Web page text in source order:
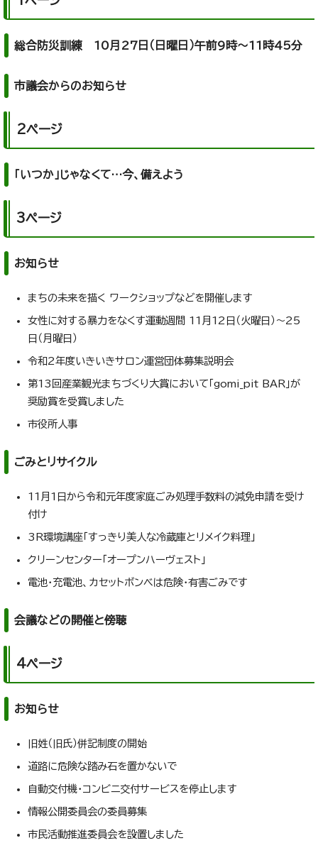
総合防災訓練 10月27日（日曜日）午前9時～11時45分
市議会からのお知らせ
2ページ
「いつか」じゃなくて…今、備えよう
3ページ
お知らせ
まちの未来を描く ワークショップなどを開催します
女性に対する暴力をなくす運動週間 11月12日（火曜日）～25
日（月曜日）
令和2年度いきいきサロン運営団体募集説明会
第13回産業観光まちづくり大賞において「gomi_pit BAR」が
奨励賞を受賞しました
市役所人事
ごみとリサイクル
11月1日から令和元年度家庭ごみ処理手数料の減免申請を受け
付け
3R環境講座「すっきり美人な冷蔵庫とリメイク料理」
クリーンセンター「オープンハーヴェスト」
電池・充電池、カセットボンベは危険・有害ごみです
会議などの開催と傍聴
4ページ
お知らせ
旧姓（旧氏）併記制度の開始
道路に危険な踏み石を置かないで
自動交付機・コンビニ交付サービスを停止します
情報公開委員会の委員募集
市民活動推進委員会を設置しました